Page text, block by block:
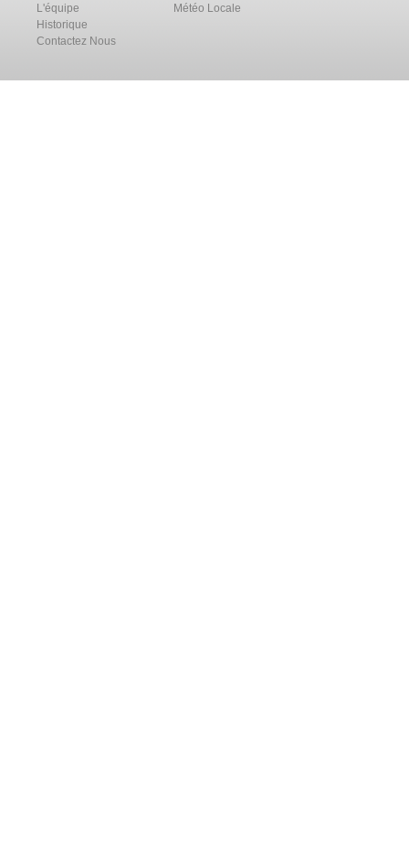
L'équipe
Historique
Contactez Nous
Météo Locale